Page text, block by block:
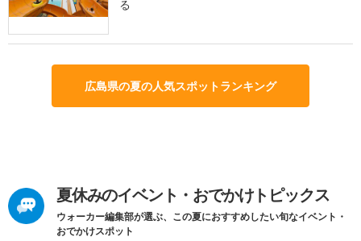
る
広島県の夏の人気スポットランキング
夏休みのイベント・おでかけトピックス
ウォーカー編集部が選ぶ、この夏におすすめしたい旬なイベント・
おでかけスポット